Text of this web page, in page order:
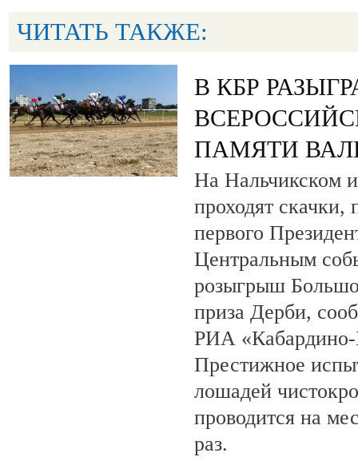
ЧИТАТЬ ТАКЖЕ:
В КБР
ПАМЯТИ
На Нальчикском
проходят
первого
Центральным
розыгрыш
приза Дерби,
РИА «Кабардино-
Престижное
лошадей
проводится на
раз.